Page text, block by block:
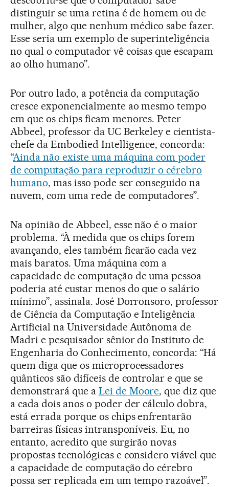
distinguir se uma retina é de homem ou de
mulher, algo que nenhum médico sabe fazer.
Esse seria um exemplo de superinteligência
no qual o computador vê coisas que escapam
ao olho humano”.
Por outro lado, a potência da computação
cresce exponencialmente ao mesmo tempo
em que os chips ficam menores. Peter
Abbeel, professor da UC Berkeley e cientista-
chefe da Embodied Intelligence, concorda:
“Ainda não existe uma máquina com poder
de computação para reproduzir o cérebro
humano, mas isso pode ser conseguido na
nuvem, com uma rede de computadores”.
Na opinião de Abbeel, esse não é o maior
problema. “À medida que os chips forem
avançando, eles também ficarão cada vez
mais baratos. Uma máquina com a
capacidade de computação de uma pessoa
poderia até custar menos do que o salário
mínimo”, assinala. José Dorronsoro, professor
de Ciência da Computação e Inteligência
Artificial na Universidade Autônoma de
Madri e pesquisador sênior do Instituto de
Engenharia do Conhecimento, concorda: “Há
quem diga que os microprocessadores
quânticos são difíceis de controlar e que se
demonstrará que a Lei de Moore, que diz que
a cada dois anos o poder der cálculo dobra,
está errada porque os chips enfrentarão
barreiras físicas intransponíveis. Eu, no
entanto, acredito que surgirão novas
propostas tecnológicas e considero viável que
a capacidade de computação do cérebro
possa ser replicada em um tempo razoável”.